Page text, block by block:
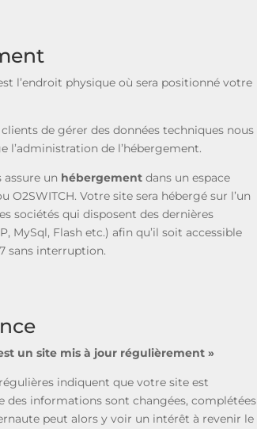
l’endroit physique où sera positionné votre
de gérer des données techniques nous
l’administration de l’hébergement.
assure un hébergement dans un espace
O2SWITCH. Votre site sera hébergé sur l’un
sociétés qui disposent des dernières
MySql, Flash etc.) afin qu’il soit accessible
sans interruption.
un site mis à jour régulièrement »
régulières indiquent que votre site est
des informations sont changées, complétées
peut alors y voir un intérêt à revenir le